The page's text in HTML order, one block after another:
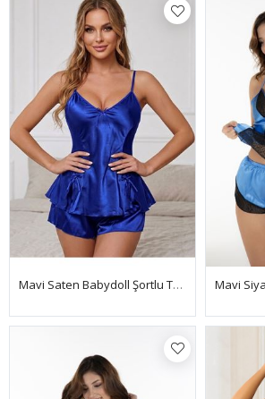
Mavi Saten Babydoll Şortlu Takım